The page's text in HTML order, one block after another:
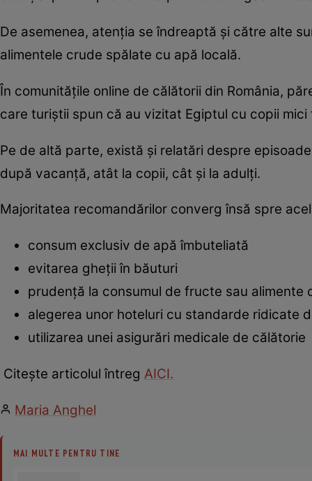
De asemenea, atenția se îndreaptă și către alte
alimentele crude spălate cu apă locală.
În comunitățile online de călătorii din România,
care turiștii spun că au vizitat Egiptul cu copii
Pe de altă parte, există și relatări despre
după vacanță, atât la copii, cât și la adulți.
Majoritatea recomandărilor converg însă spre
consum exclusiv de apă îmbuteliată
evitarea gheții în băuturi
prudență la consumul de fructe sau alimente
alegerea unor hoteluri cu standarde ridicate
utilizarea unei asigurări medicale de călătorie
Citește articolul întreg AICI.
Maria Anghel
MAI MULTE PENTRU TINE